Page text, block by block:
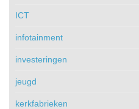
ICT
infotainment
investeringen
jeugd
kerkfabrieken